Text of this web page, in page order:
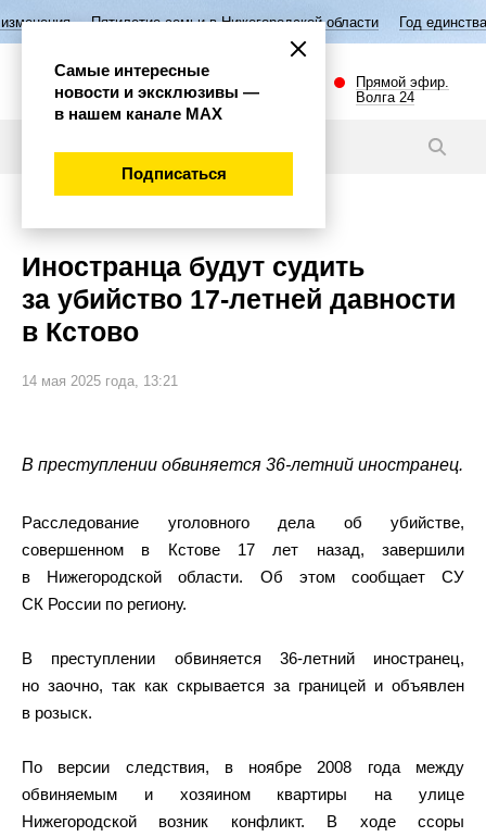
семьи в Нижегородской области Год единства народов России
Прямой эфир.
Волга 24
Иностранца будут судить
за убийство 17-летней давности
в Кстово
14 мая 2025 года, 13:21
В преступлении обвиняется 36-летний иностранец.
Расследование уголовного дела об убийстве,
совершенном в Кстове 17 лет назад, завершили
в Нижегородской области. Об этом сообщает СУ
СК России по региону.
В преступлении обвиняется 36-летний иностранец,
но заочно, так как скрывается за границей и объявлен
в розыск.
По версии следствия, в ноябре 2008 года между
обвиняемым и хозяином квартиры на улице
Нижегородской возник конфликт. В ходе ссоры
Самые интересные
новости и эксклюзивы —
в нашем канале МАХ
Подписаться